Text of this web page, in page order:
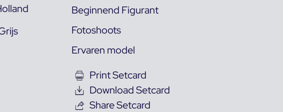
Beginnend Figurant
Fotoshoots
Ervaren model
Print Setcard
Download Setcard
Share Setcard